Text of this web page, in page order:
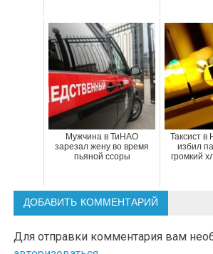
Мужчина в ТиНАО
зарезал жену во время
пьяной ссоры
Таксист в
избил
громкий
ДОБАВИТЬ КОММЕНТАРИЙ
Для отправки комментария вам